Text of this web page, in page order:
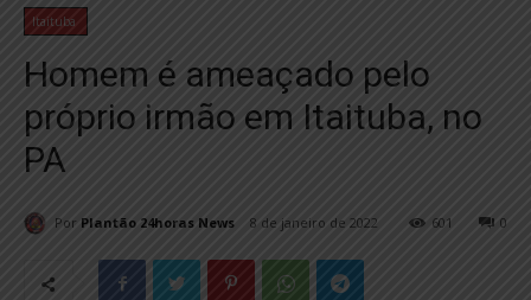
Itaituba
Homem é ameaçado pelo
próprio irmão em Itaituba, no
PA
Por Plantão 24horas News 8 de janeiro de 2022 0
601